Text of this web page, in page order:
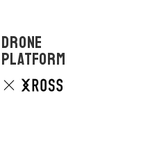
DRONE
PLATFORM